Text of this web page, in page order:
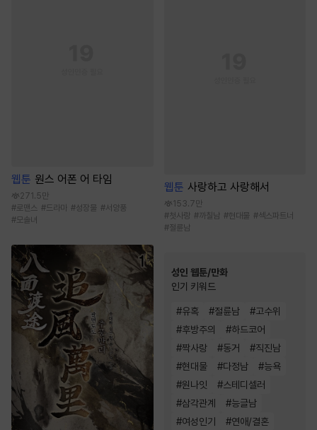
웹툰 원스 어폰 어 타임
271.5만
#로맨스 #드라마 #성장물 #서양풍
#모솔녀
웹툰 사랑하고 사랑해서
153.7만
#첫사랑 #까칠남 #현대물 #섹스파트너
#절륜남
성인 웹툰/만화
인기 키워드
#유혹 #절륜남 #고수위
#후방주의 #하드코어
#짝사랑 #동거 #직진남
#현대물 #다정남 #능욕
#원나잇 #스테디셀러
#삼각관계 #능글남
#여성인기 #연애/결혼